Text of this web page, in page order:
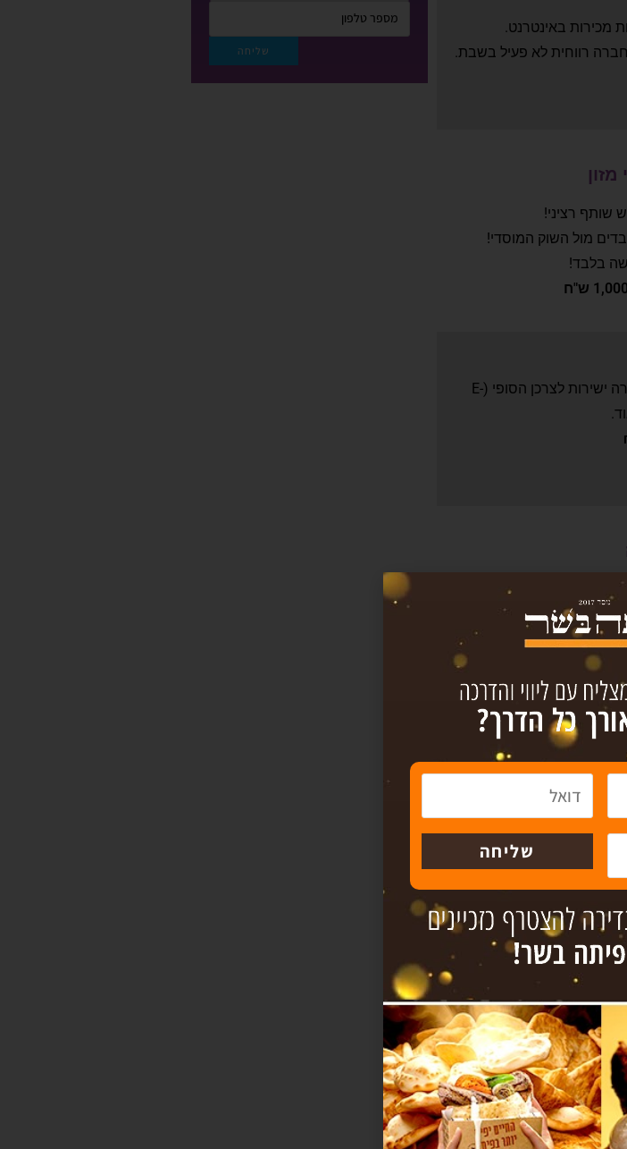
רווחית לא פעיל בשבת.
שותף רציני!
בלבד!
חברה העוסקת בייבוא מוצרי צריכה, עיקר פעילותה היא מכירה ישירות לצרכן הסופי (E-
|מחיר : 2,500,000 ש"ח
שלנו
היא אינה מייצגת אדם
מהלך של רכישה או מכירה